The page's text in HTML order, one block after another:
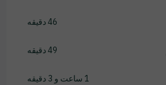
46 دقیقه
49 دقیقه
1 ساعت و 3 دقیقه